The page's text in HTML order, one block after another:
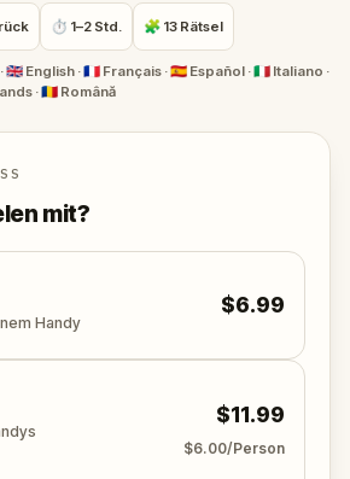
ihm diese Freiheit
auf einen unbeschwerten
charmanten Straßen und
Folge Hinweisen, löse Rätsel
Geheimnisse, die im
Abenteuer ist perfekt für
die bereit sind, die reale Welt
und Kontakte zu knüpfen.
zu treten, um wieder glücklich
den Fall lösen und das
finden?
⏱ 1–2 Std. 🧩 13 Rätsel
🇬🇧 English · 🇫🇷 Français · 🇪🇸 Español · 🇮🇹 Italiano ·
· 🇷🇴 Română
mit?
Handy
$6.99
$11.99
$6.00/Person